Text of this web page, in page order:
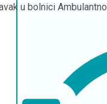
u bolnici Ambulantno